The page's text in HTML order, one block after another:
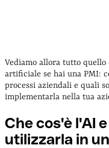
Vediamo allora tutto
artificiale se hai una PMI:
processi aziendali e quali
implementarla nella tua
Che cos'è l'AI
utilizzarla in